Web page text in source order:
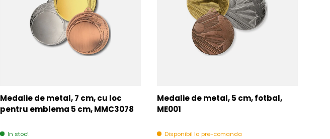
Medalie de metal, 7 cm, cu loc
pentru emblema 5 cm, MMC3078
In stoc!
Medalie de metal, 5 cm, fotbal,
ME001
Disponibil la pre-comanda